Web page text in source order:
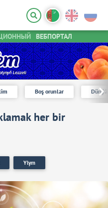
ВЕБПОРТАЛ
Boş orunlar
her bir
Ylym